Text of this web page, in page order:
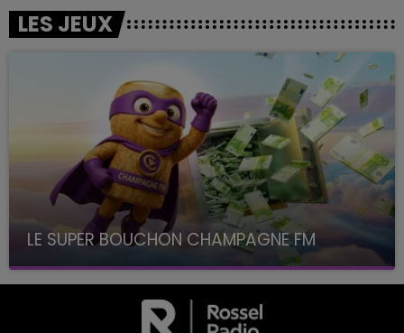
LES JEUX
LE SUPER BOUCHON CHAMPAGNE FM
avec La Famille Champagne FM, à 8H10